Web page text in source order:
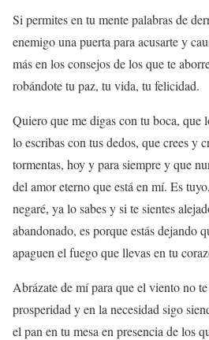
Si permites en tu mente palabras de
enemigo una puerta para acusarte y
más en los consejos de los que te
robándote tu paz, tu vida, tu felicidad.
Quiero que me digas con tu boca, que
lo escribas con tus dedos, que crees y
tormentas, hoy y para siempre y que
del amor eterno que está en mí. Es
negaré, ya lo sabes y si te sientes
abandonado, es porque estás dejando
apaguen el fuego que llevas en tu
Abrázate de mí para que el viento no
prosperidad y en la necesidad sigo
el pan en tu mesa en presencia de los